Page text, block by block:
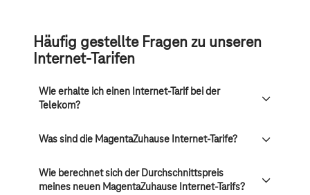
Häufig gestellte Fragen zu unseren
Internet-Tarifen
Wie erhalte ich einen Internet-Tarif bei der
Telekom?
Was sind die MagentaZuhause Internet-Tarife?
Wie berechnet sich der Durchschnittspreis
meines neuen MagentaZuhause Internet-Tarifs?